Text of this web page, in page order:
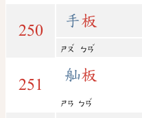
250
手板
ㄕㄡ
ˇ
ㄅㄢ
ˇ
251
舢板
ㄕㄢ ㄅㄢ
ˇ